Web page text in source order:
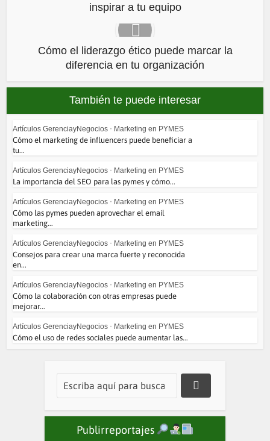
inspirar a tu equipo
Cómo el liderazgo ético puede marcar la
diferencia en tu organización
También te puede interesar
Artículos GerenciayNegocios • Marketing en PYMES
Cómo el marketing de influencers puede beneficiar a
tu...
Artículos GerenciayNegocios • Marketing en PYMES
La importancia del SEO para las pymes y cómo...
Artículos GerenciayNegocios • Marketing en PYMES
Cómo las pymes pueden aprovechar el email
marketing...
Artículos GerenciayNegocios • Marketing en PYMES
Consejos para crear una marca fuerte y reconocida
en...
Artículos GerenciayNegocios • Marketing en PYMES
Cómo la colaboración con otras empresas puede
mejorar...
Artículos GerenciayNegocios • Marketing en PYMES
Cómo el uso de redes sociales puede aumentar las...
Publirreportajes